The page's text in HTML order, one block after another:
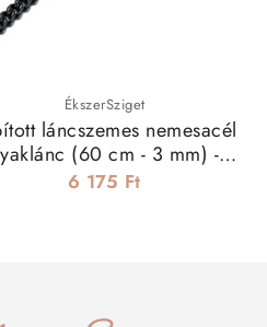
ÉkszerSziget
láncszemes nemesacél
(60 cm - 3 mm) -
Fekete
6 175 Ft